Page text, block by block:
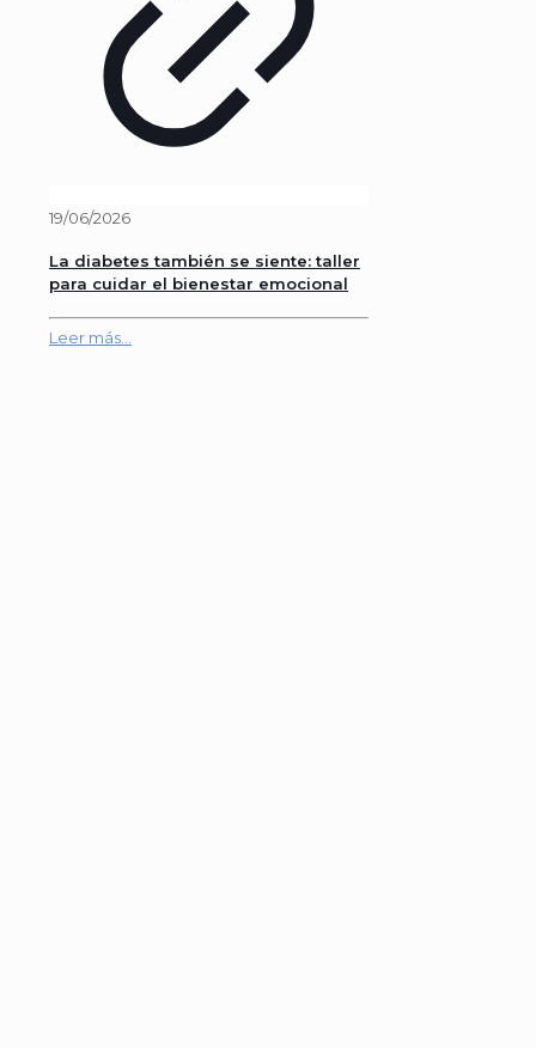
19/06/2026
La diabetes también se siente: taller
para cuidar el bienestar emocional
Leer más...